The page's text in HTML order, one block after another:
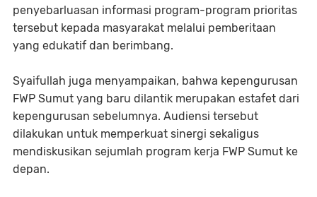
penyebarluasan informasi program-program prioritas
tersebut kepada masyarakat melalui pemberitaan
yang edukatif dan berimbang.
Syaifullah juga menyampaikan, bahwa kepengurusan
FWP Sumut yang baru dilantik merupakan estafet dari
kepengurusan sebelumnya. Audiensi tersebut
dilakukan untuk memperkuat sinergi sekaligus
mendiskusikan sejumlah program kerja FWP Sumut ke
depan.